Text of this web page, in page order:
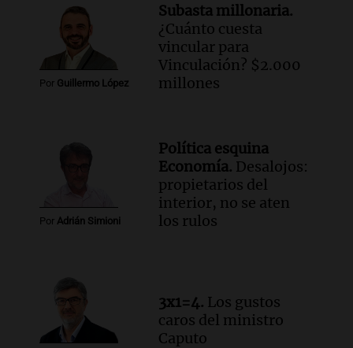
Por Guillermo López
Subasta millonaria.
¿Cuánto cuesta
vincular para
Vinculación? $2.000
millones
Por Adrián Simioni
Política esquina
Economía. Desalojos:
propietarios del
interior, no se aten
los rulos
3x1=4. Los gustos
caros del ministro
Caputo